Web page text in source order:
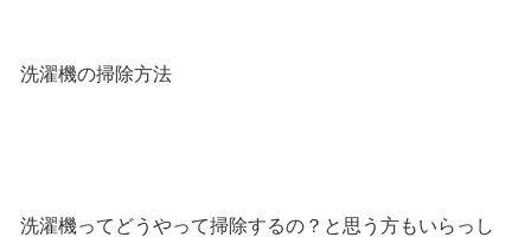
洗濯機の掃除方法
洗濯機ってどうやって掃除するの？と思う方もいらっし